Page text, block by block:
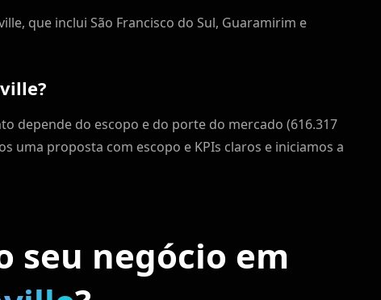
que inclui São Francisco do Sul, Guaramirim e
depende do escopo e do porte do mercado (616.317
uma proposta com escopo e KPIs claros e iniciamos a
seu negócio em